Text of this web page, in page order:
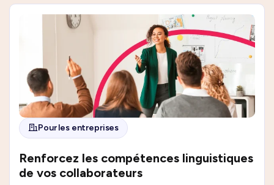
Pour les entreprises
Renforcez les compétences linguistiques
de vos collaborateurs